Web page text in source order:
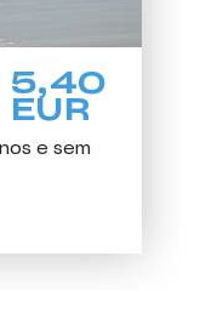
5,40
EUR
e sem